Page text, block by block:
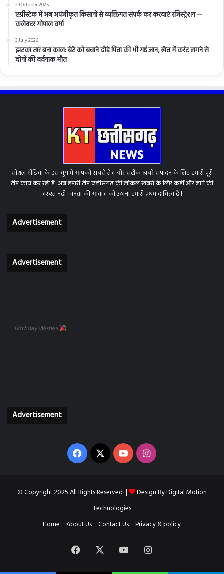
29 October 2025
एग्रीस्टेक में अब अपंजीकृत किसानों से व्यक्तिगत संपर्क कर करवाएं रजिस्ट्रेशन —
कलेक्टर गोपाल वर्मा
3 July 2026
झटका तार बना काल: बेटे को बचाने दौड़े पिता की भी गई जान, खेत में करंट लगने से
दोनों की दर्दनाक मौत
सोशल मीडिया के इस युग में आपको सबसे तेज और सटीक खबरें संपादन के लिए हमारी पूरी
टीम कार्य कर रही है। अब हमारी टीम छत्तीसगढ़ की लोकल खबरों के लिए कहीं और जाने की
जरूरत नहीं। जनता की आवाज को उठाना हमारी प्रथम दायित्व है l
Advertisement
Advertisement
Birthday Wishes
Advertisement
Facebook
X YouTubeInstagram
© Copyright 2025 All Rights Reserved | Design ByDigital Motion
Technologies
Home
About Us Contact Us Privacy & policy
Facebook YouTubeInstagram